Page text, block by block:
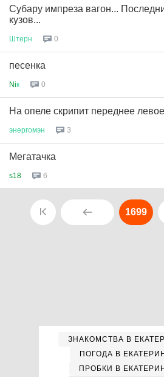
Субару импреза вагон...
кузов...
Штерн 0
песенка
Niк 0
На опеле скрипит переднее левое
энергомэн 3
Мегатачка
s18 6
1699
ЗНАКОМСТВА В
ПОГОДА В
ПРОБКИ В